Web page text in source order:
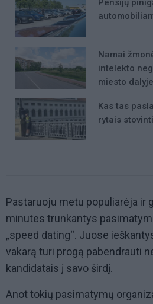
Pensijų
Namai
intelekto
miesto dalyje
Kas tas
rytais
Pastaruoju metu populiarėja ir
minutes trunkantys
„speed dating“. Juose
vakarą turi progą pabendrauti
kandidatais į savo širdį.
Anot tokių pasimatymų